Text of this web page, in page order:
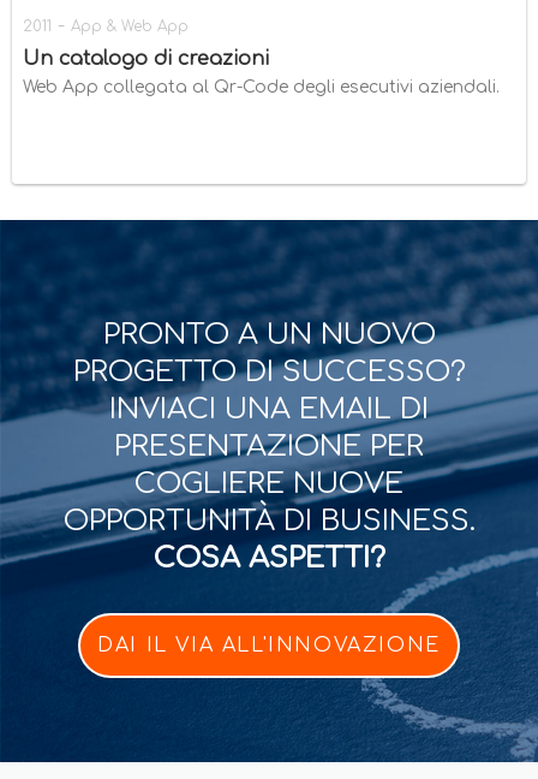
2011 - App & Web App
Un catalogo di creazioni
Web App collegata al Qr-Code degli esecutivi aziendali.
PRONTO A UN NUOVO
PROGETTO DI SUCCESSO?
INVIACI UNA EMAIL DI
PRESENTAZIONE PER
COGLIERE NUOVE
OPPORTUNITÀ DI BUSINESS.
COSA ASPETTI?
DAI IL VIA ALL'INNOVAZIONE